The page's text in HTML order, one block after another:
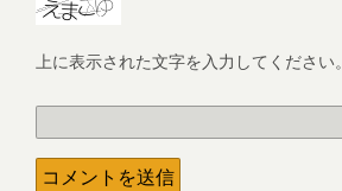
上に表示された文字を入力してください。